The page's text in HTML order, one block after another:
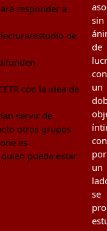
responder a
estudio de
con la idea de
servir de
otros grupos
es
pueda estar
sin
de
con
un
por
un
se